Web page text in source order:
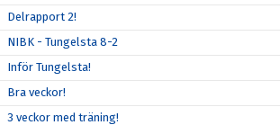
Delrapport 2!
NIBK - Tungelsta 8-2
Inför Tungelsta!
Bra veckor!
3 veckor med träning!